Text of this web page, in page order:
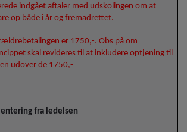
indgået aftaler med udskolingen om at
op både i år og fremadrettet.
er 1750,-. Obs på om
skal revideres til at inkludere optjening til
udover de 1750,-
fra ledelsen